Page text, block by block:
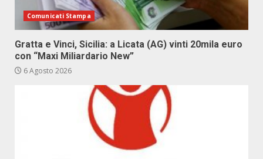
Comunicati Stampa
Gratta e Vinci, Sicilia: a Licata (AG) vinti 20mila euro
con “Maxi Miliardario New”
6 Agosto 2026